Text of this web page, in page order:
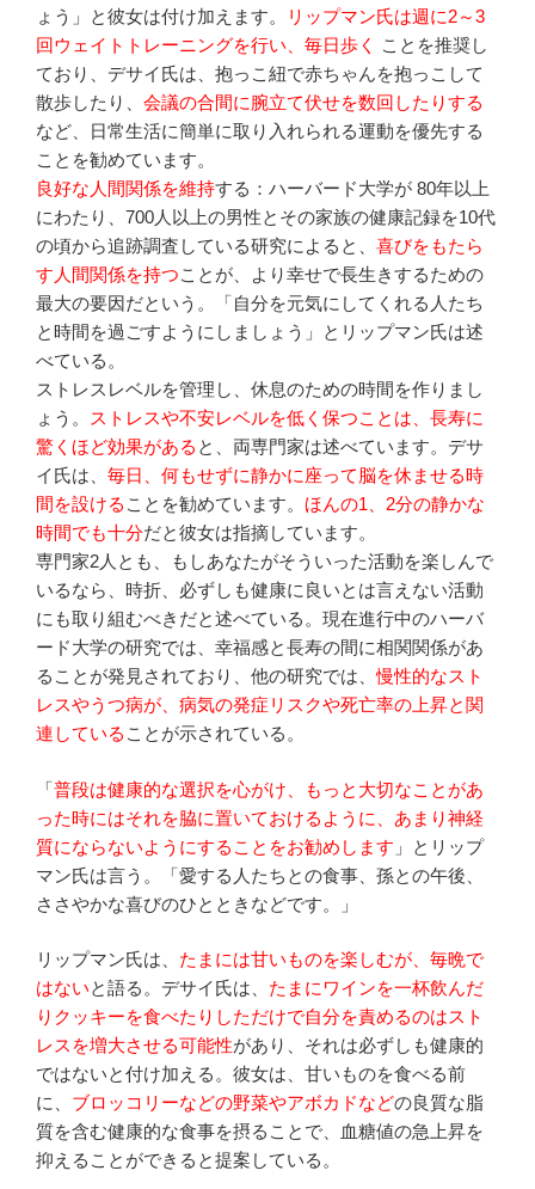
ょう」と彼女は付け加えます。
リップマン氏は週に2～3
回ウェイトトレーニングを行い、毎日歩く
ことを推奨し
ており、デサイ氏は、抱っこ紐で赤ちゃんを抱っこして
散歩したり、 会議の合間に腕立て伏せを数回したりする
など、日常生活に簡単に取り入れられる運動を優先する
ことを勧めています。
良好な人間関係を維持する：ハーバード大学が 80年以上
にわたり、700人以上の男性とその家族の健康記録を10代
の頃から追跡調査している研究によると、 喜びをもたら
す人間関係を持つことが、より幸せで長生きするための
最大の要因だという。「自分を元気にしてくれる人たち
と時間を過ごすようにしましょう」とリップマン氏は述
べている。
ストレスレベルを管理し、休息のための時間を作りまし
ょう。
ストレスや不安レベルを低く保つことは、長寿に
驚くほど効果がある と、両専門家は述べています。デサ
イ氏は、 毎日、何もせずに静かに座って脳を休ませる時
間を設ける ことを勧めています。 ほんの1、2分の静かな
時間でも十分だと彼女は指摘しています。
専門家2人とも、もしあなたがそういった活動を楽しんで
いるなら、時折、必ずしも健康に良いとは言えない活動
にも取り組むべきだと述べている。現在進行中のハーバ
ード大学の研究では、幸福感と長寿の間に相関関係があ
ることが発見されており、他の研究では、慢性的なスト
レスやうつ病が、病気の発症リスクや死亡率の上昇と関
連している ことが示されている。
「普段は健康的な選択を心がけ、もっと大切なことがあ
った時にはそれを脇に置いておけるように、あまり神経
質にならないようにすることをお勧めします 」とリップ
マン氏は言う。「愛する人たちとの食事、孫との午後、
ささやかな喜びのひとときなどです。」
リップマン氏は、 たまには甘いものを楽しむが、毎晩で
はないと語る。デサイ氏は、 たまにワインを一杯飲んだ
りクッキーを食べたりしただけで自分を責めるのはスト
レスを増大させる可能性があり、それは必ずしも健康的
ではないと付け加える。彼女は、甘いものを食べる前
に、 ブロッコリーなどの野菜やアボカドなどの良質な脂
質を含む健康的な食事を摂ることで、血糖値の急上昇を
抑えることができると提案している。